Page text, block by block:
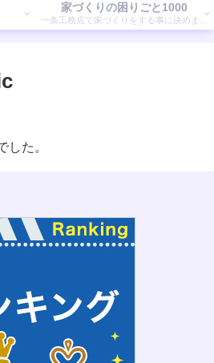
家づくりの困りごと1000
一条工務店で家づくりをする事に決めまし
た。 そこで気付いたことを書いていきます。
した。